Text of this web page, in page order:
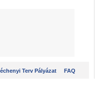
Terv Pályázat FAQ